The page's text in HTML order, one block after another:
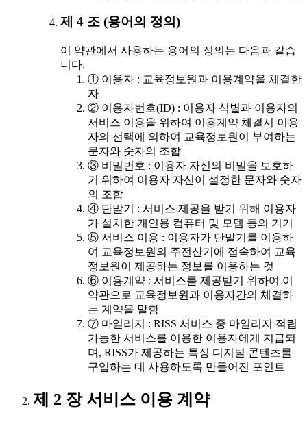
제 4 조 (용어의 정의)
이 약관에서 사용하는 용어의 정의는 다음과 같습
니다.
① 이용자 : 교육정보원과 이용계약을 체결한
자
② 이용자번호(ID) : 이용자 식별과 이용자의
서비스 이용을 위하여 이용계약 체결시 이용
자의 선택에 의하여 교육정보원이 부여하는
문자와 숫자의 조합
③ 비밀번호 : 이용자 자신의 비밀을 보호하
기 위하여 이용자 자신이 설정한 문자와 숫자
의 조합
④ 단말기 : 서비스 제공을 받기 위해 이용자
가 설치한 개인용 컴퓨터 및 모뎀 등의 기기
⑤ 서비스 이용 : 이용자가 단말기를 이용하
여 교육정보원의 주전산기에 접속하여 교육
정보원이 제공하는 정보를 이용하는 것
⑥ 이용계약 : 서비스를 제공받기 위하여 이
약관으로 교육정보원과 이용자간의 체결하
는 계약을 말함
⑦ 마일리지 : RISS 서비스 중 마일리지 적립
가능한 서비스를 이용한 이용자에게 지급되
며, RISS가 제공하는 특정 디지털 콘텐츠를
구입하는 데 사용하도록 만들어진 포인트
제 2 장 서비스 이용 계약